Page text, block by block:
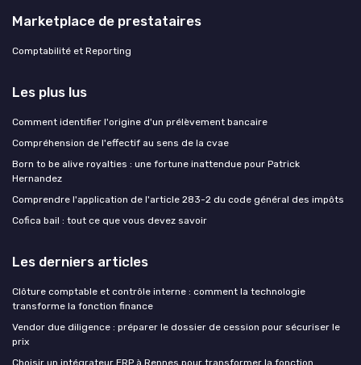
Marketplace de prestataires
Comptabilité et Reporting
Les plus lus
Comment identifier l'origine d'un prélèvement bancaire
Compréhension de l'effectif au sens de la cvae
Born to be alive royalties : une fortune inattendue pour Patrick
Hernandez
Comprendre l'application de l'article 283-2 du code général des impôts
Cofica bail : tout ce que vous devez savoir
Les derniers articles
Clôture comptable et contrôle interne : comment la technologie
transforme la fonction finance
Vendor due diligence : préparer le dossier de cession pour sécuriser le
prix
Choisir un intégrateur ERP à Rennes pour transformer la fonction